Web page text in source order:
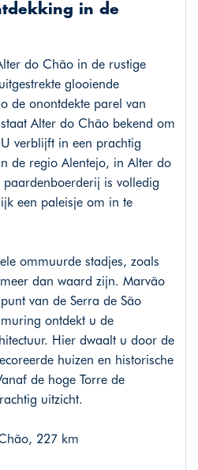
in de
do Chão in de rustige
glooiende
de onontdekte parel van
Alter do Chão bekend om
verblijft in een prachtig
de regio Alentejo, in Alter do
is volledig
een paleisje om in te
ommuurde stadjes, zoals
dan waard zijn. Marvão
van de Serra de São
ontdekt u de
Hier dwaalt u door de
huizen en historische
de hoge Torre de
uitzicht.
227 km